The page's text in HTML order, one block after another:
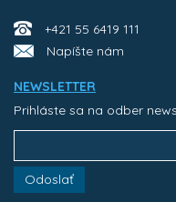
+421 55 6419 111
Napíšte nám
NEWSLETTER
Prihláste sa na odber
Odoslať